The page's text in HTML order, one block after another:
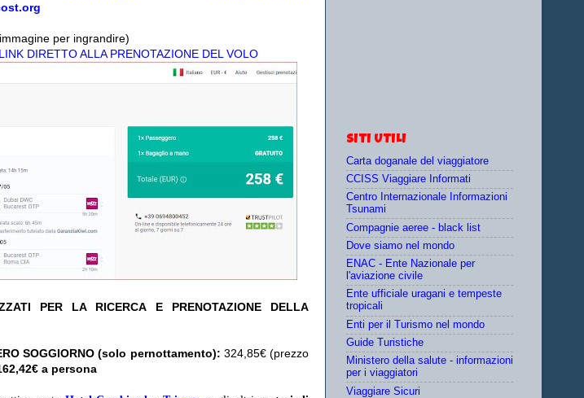
per ingrandire)
DIRETTO ALLA PRENOTAZIONE DEL VOLO
PER LA RICERCA E PRENOTAZIONE DELLA
SOGGIORNO (solo pernottamento): 324,85€ (prezzo
a persona
SITI UTILI
Carta doganale del viaggiatore
CCISS Viaggiare Informati
Centro Internazionale Informazioni
Tsunami
Compagnie aeree - black list
Dove siamo nel mondo
ENAC - Ente Nazionale per
l'aviazione civile
Ente ufficiale uragani e tempeste
tropicali
Enti per il Turismo nel mondo
Guide Turistiche
Ministero della salute - informazioni
per i viaggiatori
Viaggiare Sicuri